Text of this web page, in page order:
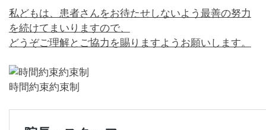
私どもは、 患者さんをお待たせしないよう最善の努力
を続けてまいりますので、
どうぞご理解とご協力を賜りますようお願いします。
時間約束約束制